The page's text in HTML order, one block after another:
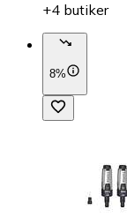
+4 butiker
8%